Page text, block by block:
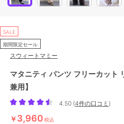
SALE
期間限定セール
スウィートマミー
マタニティ パンツ フリーカット
兼用】
4.50 (4件の口コミ )
￥3,960 税込